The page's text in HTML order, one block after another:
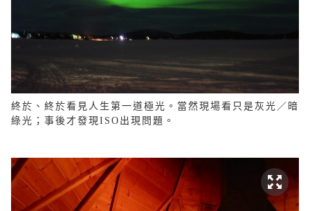
終於、終於看見人生第一道極光。當然現場看只是灰光／暗
綠光；事後才發現ISO出現問題。